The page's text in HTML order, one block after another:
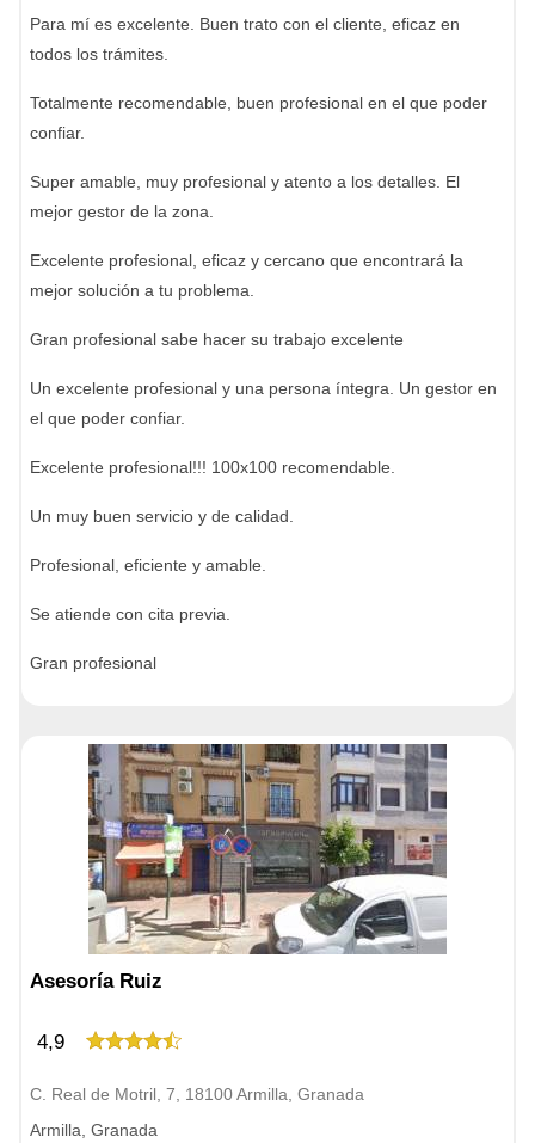
Para mí es excelente. Buen trato con el cliente, eficaz en
todos los trámites.
Totalmente recomendable, buen profesional en el que poder
confiar.
Super amable, muy profesional y atento a los detalles. El
mejor gestor de la zona.
Excelente profesional, eficaz y cercano que encontrará la
mejor solución a tu problema.
Gran profesional sabe hacer su trabajo excelente
Un excelente profesional y una persona íntegra. Un gestor en
el que poder confiar.
Excelente profesional!!! 100x100 recomendable.
Un muy buen servicio y de calidad.
Profesional, eficiente y amable.
Se atiende con cita previa.
Gran profesional
Asesoría Ruiz
4,9
C. Real de Motril, 7, 18100 Armilla, Granada
Armilla, Granada